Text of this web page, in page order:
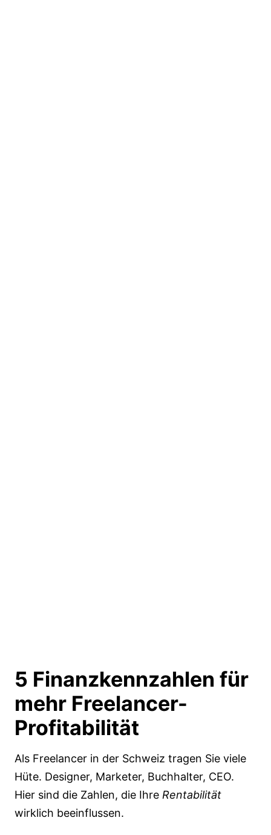
5 Finanzkennzahlen für
mehr Freelancer-
Profitabilität
Als Freelancer in der Schweiz tragen Sie viele
Hüte. Designer, Marketer, Buchhalter, CEO.
Hier sind die Zahlen, die Ihre Rentabilität
wirklich beeinflussen.